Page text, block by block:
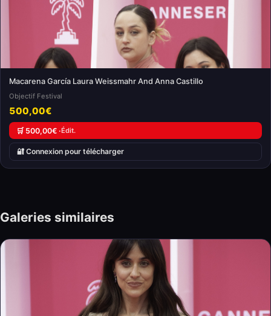
Macarena García Laura Weissmahr And Anna Castillo
Objectif Festival
500,00€
🛒 500,00€ ·Édit.
🔐 Connexion pour télécharger
Galeries similaires